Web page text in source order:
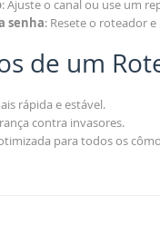
: Ajuste o canal ou use um
senha: Resete o roteador
de um
rápida e estável.
contra invasores.
para todos os